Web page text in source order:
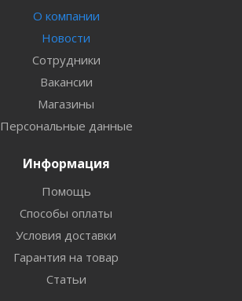
О компании
Новости
Сотрудники
Вакансии
Магазины
Персональные данные
Информация
Помощь
Способы оплаты
Условия доставки
Гарантия на товар
Статьи